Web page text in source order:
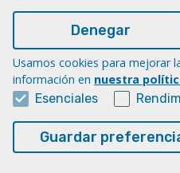
Legal
Nota legal
Cookies
Accesibilidad
Portal de transparencia
Denegar
Usamos cookies para mejorar
información en nuestra
Esenciales
Guardar